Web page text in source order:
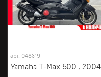
арт. 048319
Yamaha T-Max 500 , 2004